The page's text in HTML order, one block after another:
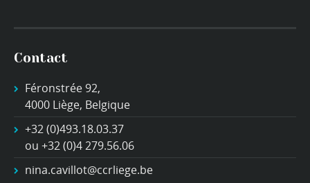
Contact
Féronstrée 92,
4000 Liège, Belgique
+32 (0)493.18.03.37
ou +32 (0)4 279.56.06
nina.cavillot@ccrliege.be